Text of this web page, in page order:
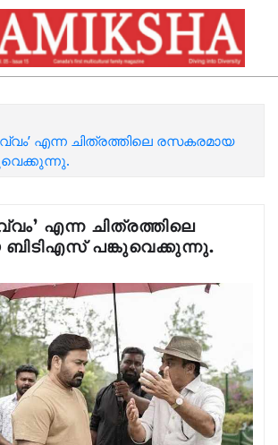
എന്ന ചിത്രത്തിലെ രസകരമായ
എന്ന ചിത്രത്തിലെ
പങ്കുവെക്കുന്നു.